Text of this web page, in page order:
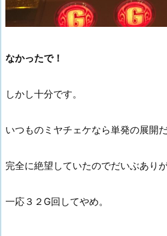
なかったで！
しかし十分です。
いつものミヤチェケなら単発の展開
完全に絶望していたのでだいぶありが
一応３２G回してやめ。